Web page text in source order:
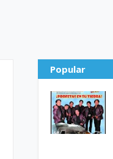
Popular